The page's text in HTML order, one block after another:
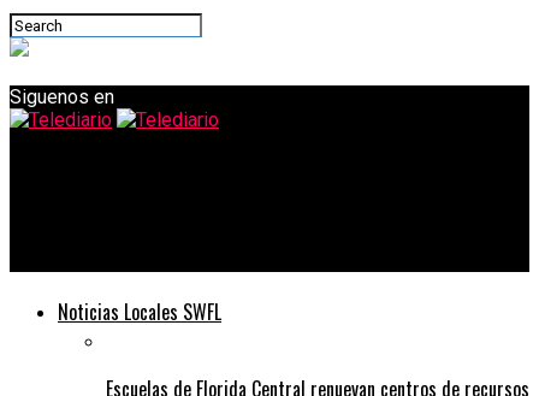
Siguenos en
Noticias Locales SWFL
Escuelas de Florida Central renuevan centros de recursos